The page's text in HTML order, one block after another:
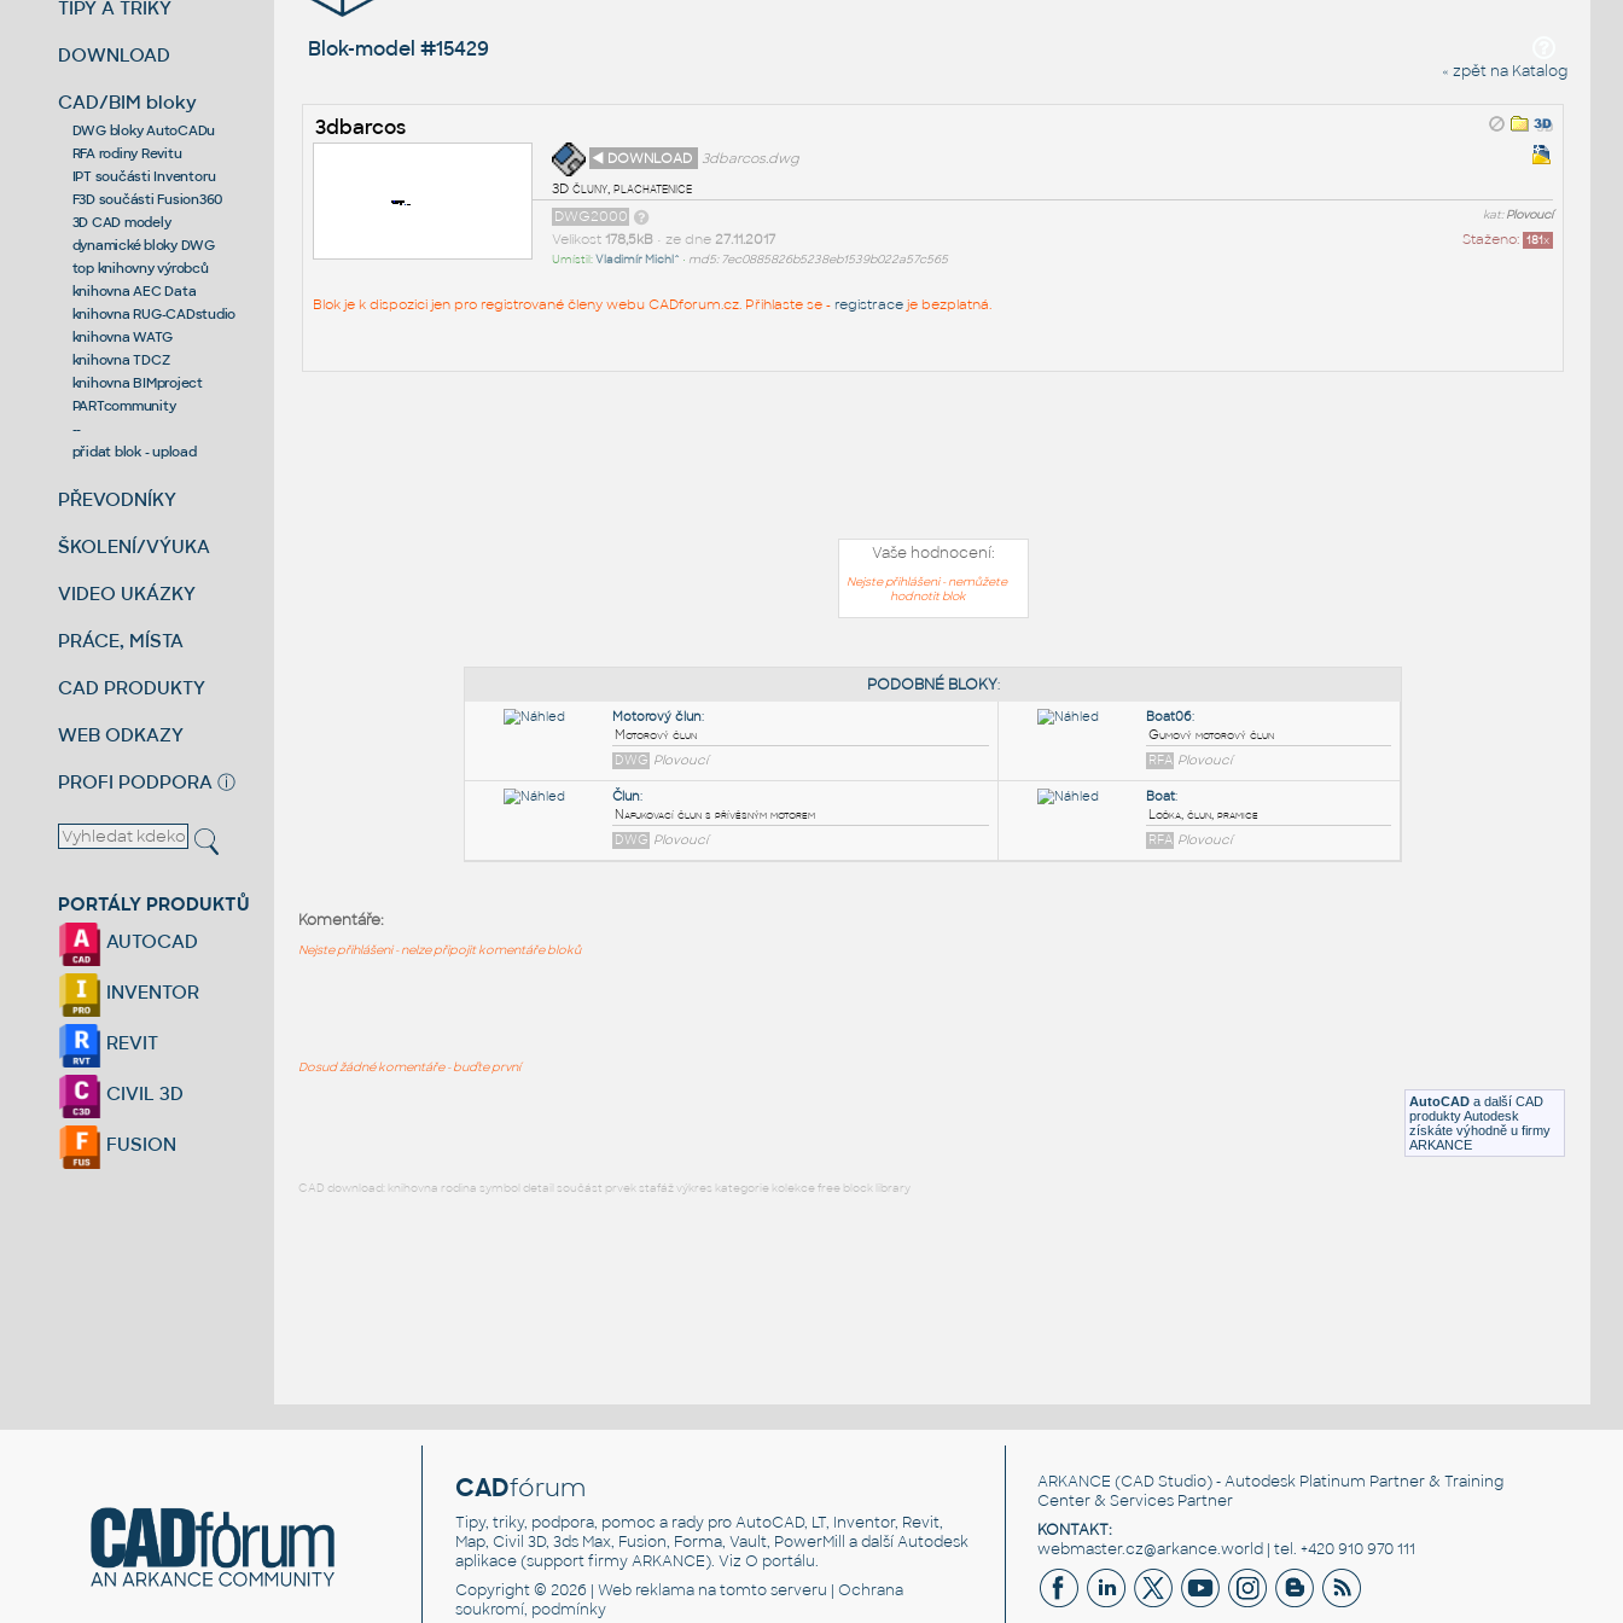
TIPY A TRIKY
DOWNLOAD
CAD/BIM bloky
DWG bloky AutoCADu
RFA rodiny Revitu
IPT součásti Inventoru
F3D součásti Fusion360
3D CAD modely
dynamické bloky DWG
top knihovny výrobců
knihovna AEC Data
knihovna RUG-CADstudio
knihovna WATG
knihovna TDCZ
knihovna BIMproject
PARTcommunity
--
přidat blok - upload
PŘEVODNÍKY
ŠKOLENÍ/VÝUKA
VIDEO UKÁZKY
PRÁCE, MÍSTA
CAD PRODUKTY
WEB ODKAZY
PROFI PODPORA ⓘ
PORTÁLY PRODUKTŮ
AUTOCAD
INVENTOR
REVIT
CIVIL 3D
FUSION
Blok-model #15429
« zpět na Katalog
3dbarcos
◄ DOWNLOAD
3dbarcos.dwg
3D čluny, plachatenice
kat:Plovoucí
DWG2000
Staženo: 181x
Velikost 178,5kB• ze dne 27.11.2017
Umístil:Vladimír Michl^ • md5: 7ec0885826b5238eb1539b022a57c565
Blok je k dispozici jen pro registrované členy webu CADforum.cz. Přihlaste se - registraceje bezplatná.
Vaše hodnocení:
Nejste přihlášeni - nemůžete
hodnotit blok
AutoCAD a další CAD
produkty Autodesk
získáte výhodně u firmy
ARKANCE
Komentáře:
Nejste přihlášeni - nelze připojit komentáře bloků
Dosud žádné komentáře - buďte první
CAD download: knihovna rodina symbol detail součást prvek stafáž výkres kategorie kolekce free block library
CADfórum
Tipy, triky, podpora, pomoc a rady pro AutoCAD, LT, Inventor, Revit,
Map, Civil 3D, 3ds Max, Fusion, Forma, Vault, PowerMill a další Autodesk
aplikace (support firmy ARKANCE). VizO portálu.
Copyright © 2026 |Web reklama na tomto serveru |Ochrana
soukromí, podmínky
ARKANCE (CAD Studio) - Autodesk Platinum Partner & Training
Center & Services Partner
KONTAKT:
webmaster.cz@arkance.world | tel. +420 910 970 111